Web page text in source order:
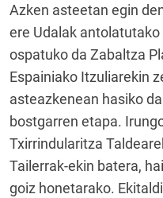
Azken asteetan egin
ere Udalak
ospatuko da Zabaltza
Espainiako Itzuliarekin
asteazkenean hasiko
bostgarren etapa.
Txirrindularitza
Tailerrak-ekin batera,
goiz honetarako.